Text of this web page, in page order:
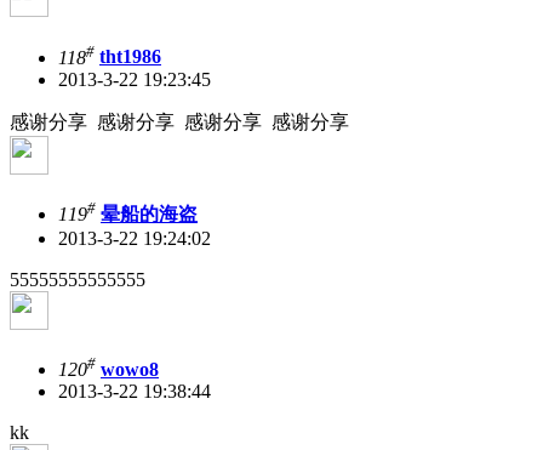
118# tht1986
2013-3-22 19:23:45
感谢分享 感谢分享 感谢分享 感谢分享
119# 晕船的海盗
2013-3-22 19:24:02
55555555555555
120# wowo8
2013-3-22 19:38:44
kk